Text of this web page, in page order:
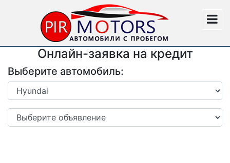
Онлайн-заявка на кредит
Выберите автомобиль: